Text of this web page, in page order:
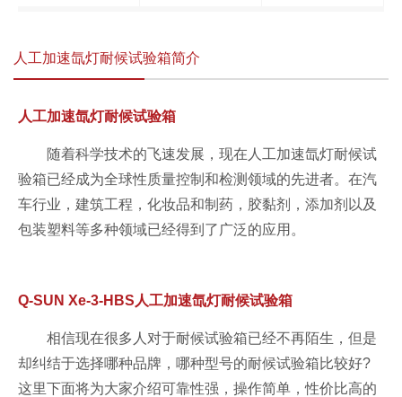
人工加速氙灯耐候试验箱简介
人工加速氙灯耐候试验箱
随着科学技术的飞速发展，现在人工加速氙灯耐候试
验箱已经成为全球性质量控制和检测领域的先进者。在汽
车行业，建筑工程，化妆品和制药，胶黏剂，添加剂以及
包装塑料等多种领域已经得到了广泛的应用。
Q-SUN Xe-3-HBS人工加速氙灯耐候试验箱
相信现在很多人对于耐候试验箱已经不再陌生，但是
却纠结于选择哪种品牌，哪种型号的耐候试验箱比较好?
这里下面将为大家介绍可靠性强，操作简单，性价比高的